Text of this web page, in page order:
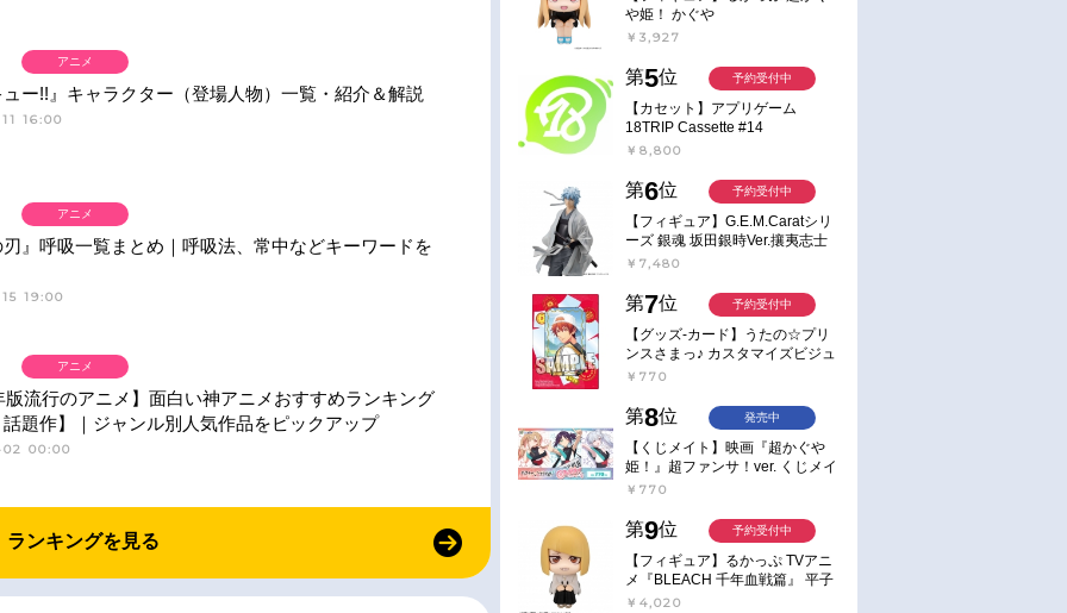
ー!!』キャラクター（登場人物）一覧・紹介＆解説
16:00
アニメ
』呼吸一覧まとめ｜呼吸法、常中などキーワードを
19:00
アニメ
版流行のアニメ】面白い神アニメおすすめランキング
題作】｜ジャンル別人気作品をピックアップ
00:00
アニメ
ランキングを見る
や姫！ かぐや
￥3,927
第5位
【カセット】アプリゲーム
18TRIP Cassette #14
￥8,800
予約受付中
第6位
【フィギュア】G.E.M.Caratシリ
ーズ 銀魂 坂田銀時Ver.攘夷志士
完成品フィギュア
￥7,480
予約受付中
第7位
【グッズ-カード】うたの☆プリ
ンスさまっ♪ カスタマイズビジュ
アルカードコレクション Best
￥770
予約受付中
第8位
【くじメイト】映画『超かぐや
姫！』超ファンサ！ver. くじメイ
ト
￥770
発売中
第9位
【フィギュア】るかっぷ TVアニ
メ『BLEACH 千年血戦篇』 平子
真子
￥4,020
予約受付中